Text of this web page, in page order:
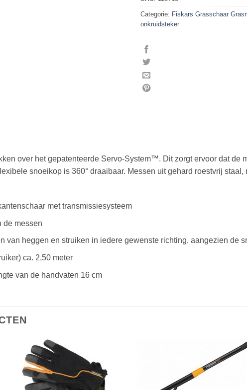
Categorie: Fiskars Grasschaar
onkruidsteker
over het gepatenteerde Servo-System™. Dit zorgt ervoor dat de
snoeikop is 360° draaibaar. Messen uit gehard roestvrij staal,
met transmissiesysteem
de messen
van heggen en struiken in iedere gewenste richting, aangezien de
ca. 2,50 meter
van de handvaten 16 cm